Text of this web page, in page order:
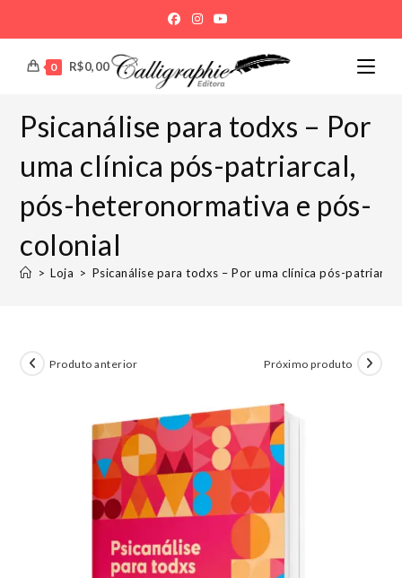
conteúdo
0 R$0,00
Psicanálise para todxs – Por
uma clínica pós-patriarcal,
pós-heteronormativa e pós-
colonial
> Loja > Psicanálise para todxs – Por uma clínica pós-
Produto anterior Próximo produto